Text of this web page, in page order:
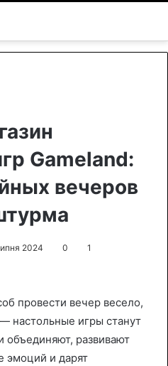
Gameland:
вечеров
2024 0 1
провести вечер весело,
настольные игры станут
развивают
эмоций и дарят